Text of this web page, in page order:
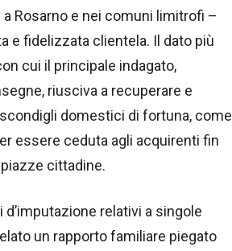
Rosarno e nei comuni limitrofi –
e fidelizzata clientela. Il dato più
cui il principale indagato,
riusciva a recuperare e
domestici di fortuna, come
essere ceduta agli acquirenti fin
cittadine.
relativi a singole
un rapporto familiare piegato